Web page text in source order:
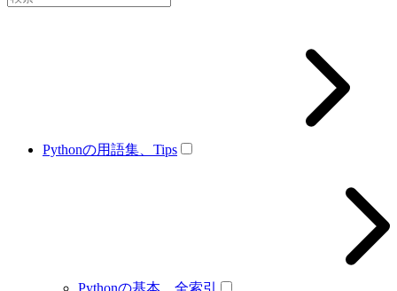
Pythonの用語集、Tips
Pythonの基本、全索引